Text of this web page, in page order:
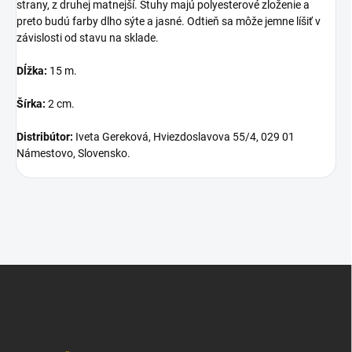
strany, z druhej matnejší. Stuhy majú polyesterové zloženie a
preto budú farby dlho sýte a jasné. Odtieň sa môže jemne líšiť v
závislosti od stavu na sklade.
Dĺžka: 15 m.
Šírka: 2 cm.
Distribútor: Iveta Gereková, Hviezdoslavova 55/4, 029 01
Námestovo, Slovensko.